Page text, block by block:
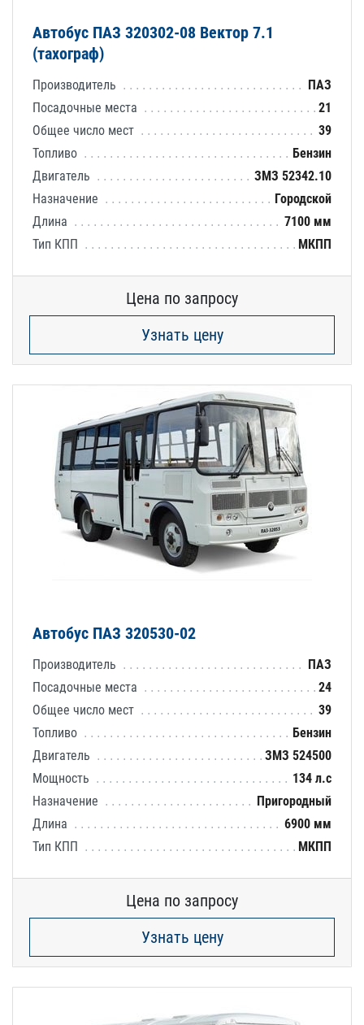
Автобус ПАЗ 320302-08 Вектор 7.1
(тахограф)
Производитель
ПАЗ
Посадочные места
21
Общее число мест
39
Топливо
Бензин
Двигатель
ЗМЗ 52342.10
Назначение
Городской
Длина
7100 мм
Тип КПП
МКПП
Цена по запросу
Узнать цену
Автобус ПАЗ 320530-02
Производитель
ПАЗ
Посадочные места
24
Общее число мест
39
Топливо
Бензин
Двигатель
ЗМЗ 524500
Мощность
134 л.с
Назначение
Пригородный
Длина
6900 мм
Тип КПП
МКПП
Цена по запросу
Узнать цену